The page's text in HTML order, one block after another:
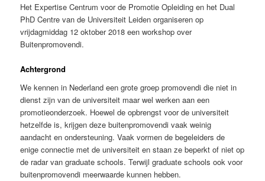
Het Expertise Centrum voor de Promotie Opleiding en het Dual
PhD Centre van de Universiteit Leiden organiseren op
vrijdagmiddag 12 oktober 2018 een workshop over
Buitenpromovendi.
Achtergrond
We kennen in Nederland een grote groep promovendi die niet in
dienst zijn van de universiteit maar wel werken aan een
promotieonderzoek. Hoewel de opbrengst voor de universiteit
hetzelfde is, krijgen deze buitenpromovendi vaak weinig
aandacht en ondersteuning. Vaak vormen de begeleiders de
enige connectie met de universiteit en staan ze beperkt of niet op
de radar van graduate schools. Terwijl graduate schools ook voor
buitenpromovendi meerwaarde kunnen hebben.